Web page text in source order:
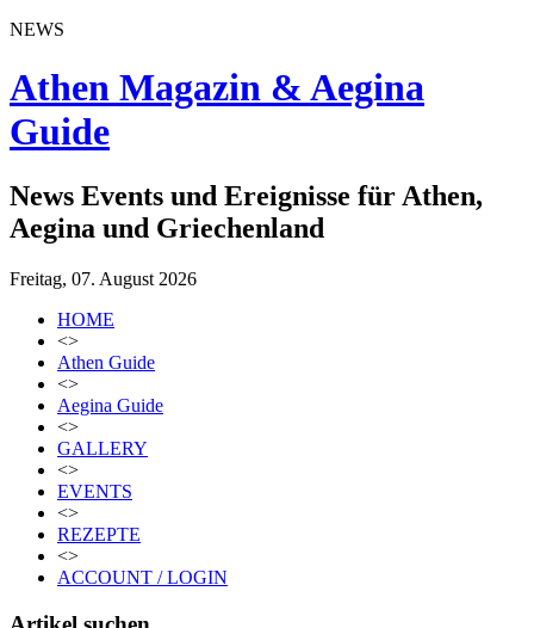
NEWS
Athen Magazin & Aegina
Guide
News Events und Ereignisse für Athen,
Aegina und Griechenland
Freitag, 07. August 2026
HOME
<>
Athen Guide
<>
Aegina Guide
<>
GALLERY
<>
EVENTS
<>
REZEPTE
<>
ACCOUNT / LOGIN